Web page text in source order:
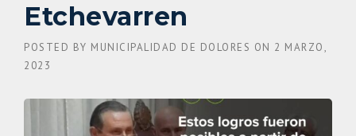
Etchevarren
POSTED BY MUNICIPALIDAD DE DOLORES ON 2 MARZO,
2023